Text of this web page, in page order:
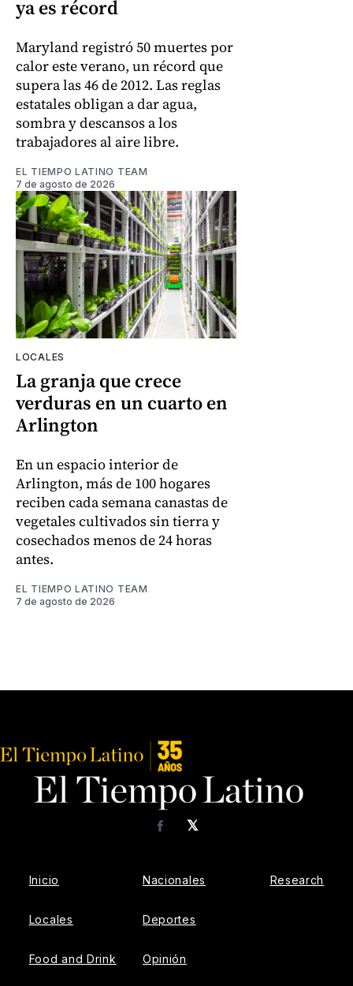
ya es récord
Maryland registró 50 muertes por
calor este verano, un récord que
supera las 46 de 2012. Las reglas
estatales obligan a dar agua,
sombra y descansos a los
trabajadores al aire libre.
EL TIEMPO LATINO TEAM
7 de agosto de 2026
LOCALES
La granja que crece
verduras en un cuarto en
Arlington
En un espacio interior de
Arlington, más de 100 hogares
reciben cada semana canastas de
vegetales cultivados sin tierra y
cosechados menos de 24 horas
antes.
EL TIEMPO LATINO TEAM
7 de agosto de 2026
𝕏
Facebook
Inicio
Locales
Food and Drink
Nacionales
Deportes
Opinión
Research